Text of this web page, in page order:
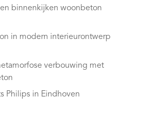
binnenkijken woonbeton
in modern interieurontwerp
verbouwing met
Philips in Eindhoven